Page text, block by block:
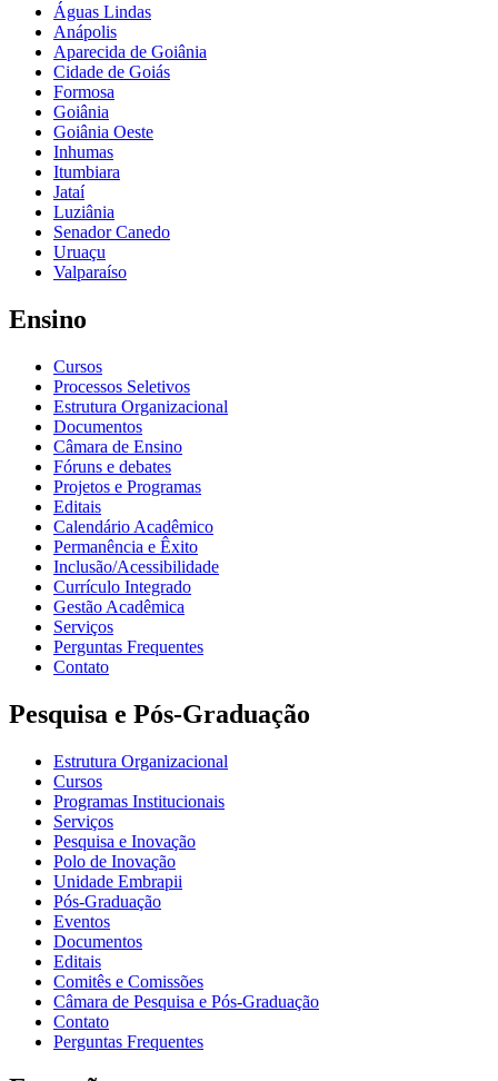
Águas Lindas
Anápolis
Aparecida de Goiânia
Cidade de Goiás
Formosa
Goiânia
Goiânia Oeste
Inhumas
Itumbiara
Jataí
Luziânia
Senador Canedo
Uruaçu
Valparaíso
Ensino
Cursos
Processos Seletivos
Estrutura Organizacional
Documentos
Câmara de Ensino
Fóruns e debates
Projetos e Programas
Editais
Calendário Acadêmico
Permanência e Êxito
Inclusão/Acessibilidade
Currículo Integrado
Gestão Acadêmica
Serviços
Perguntas Frequentes
Contato
Pesquisa e Pós-Graduação
Estrutura Organizacional
Cursos
Programas Institucionais
Serviços
Pesquisa e Inovação
Polo de Inovação
Unidade Embrapii
Pós-Graduação
Eventos
Documentos
Editais
Comitês e Comissões
Câmara de Pesquisa e Pós-Graduação
Contato
Perguntas Frequentes